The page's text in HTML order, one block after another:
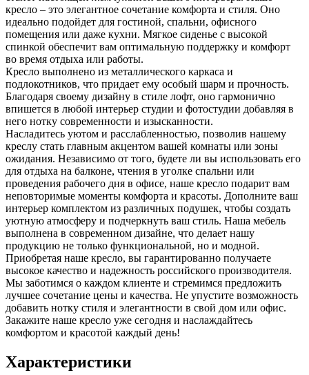
кресло – это элегантное сочетание комфорта и стиля. Оно
идеально подойдет для гостиной, спальни, офисного
помещения или даже кухни. Мягкое сиденье с высокой
спинкой обеспечит вам оптимальную поддержку и комфорт
во время отдыха или работы.
Кресло выполнено из металлического каркаса и
подлокотников, что придает ему особый шарм и прочность.
Благодаря своему дизайну в стиле лофт, оно гармонично
впишется в любой интерьер студии и фотостудии добавляя в
него нотку современности и изысканности.
Насладитесь уютом и расслабленностью, позволив нашему
креслу стать главным акцентом вашей комнаты или зоны
ожидания. Независимо от того, будете ли вы использовать его
для отдыха на балконе, чтения в уголке спальни или
проведения рабочего дня в офисе, наше кресло подарит вам
неповторимые моменты комфорта и красоты. Дополните ваш
интерьер комплектом из различных подушек, чтобы создать
уютную атмосферу и подчеркнуть ваш стиль. Наша мебель
выполнена в современном дизайне, что делает нашу
продукцию не только функциональной, но и модной.
Приобретая наше кресло, вы гарантированно получаете
высокое качество и надежность российского производителя.
Мы заботимся о каждом клиенте и стремимся предложить
лучшее сочетание цены и качества. Не упустите возможность
добавить нотку стиля и элегантности в свой дом или офис.
Закажите наше кресло уже сегодня и наслаждайтесь
комфортом и красотой каждый день!
Характеристики